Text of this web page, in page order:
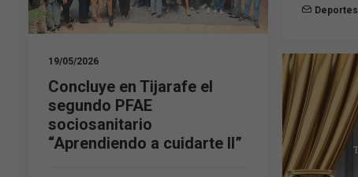
Deportes
19/05/2026
Concluye en Tijarafe el
segundo PFAE
sociosanitario
“Aprendiendo a cuidarte II”